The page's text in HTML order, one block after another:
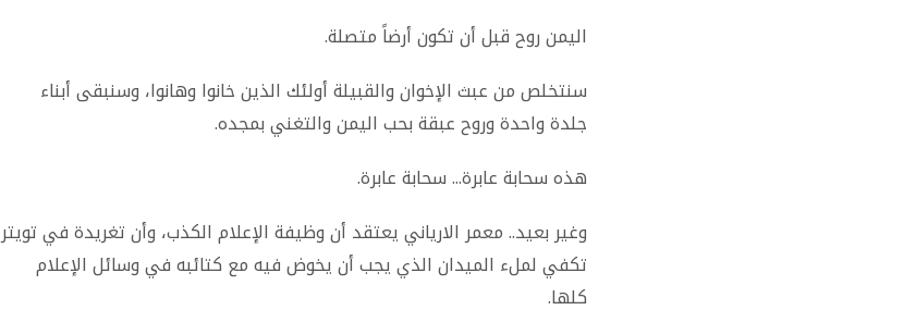
اليمن روح قبل أن تكون أرضاً متصلة.
سنتخلص من عبث الإخوان والقبيلة أولئك الذين خانوا وهانوا، وسنبقى أبناء
جلدة واحدة وروح عبقة بحب اليمن والتغني بمجده.
هذه سحابة عابرة... سحابة عابرة.
وغير بعيد.. معمر الارياني يعتقد أن وظيفة الإعلام الكذب، وأن تغريدة في تويتر
تكفي لملء الميدان الذي يجب أن يخوض فيه مع كتائبه في وسائل الإعلام
كلها.